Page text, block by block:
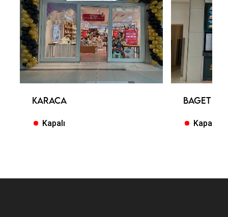
KARACA
Kapalı
BAGET
Kapalı